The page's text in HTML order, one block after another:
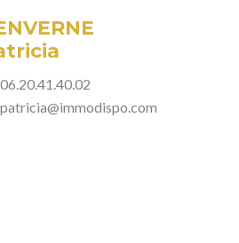
06.20.41.40.02
patricia@immodispo.com